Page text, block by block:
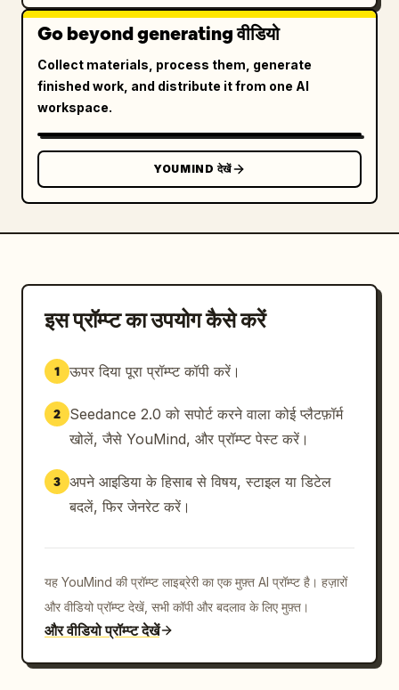
Go beyond generating वीडियो
Collect materials, process them, generate
finished work, and distribute it from one AI
workspace.
YOUMIND देखें
इस प्रॉम्प्ट का उपयोग कैसे करें
1 ऊपर दिया पूरा प्रॉम्प्ट कॉपी करें।
2
Seedance 2.0 को सपोर्ट करने वाला कोई प्लैटफ़ॉर्म
खोलें, जैसे YouMind, और प्रॉम्प्ट पेस्ट करें।
3 अपने आइडिया के हिसाब से विषय, स्टाइल या डिटेल
बदलें, फिर जेनरेट करें।
यह YouMind की प्रॉम्प्ट लाइब्रेरी का एक मुफ़्त AI प्रॉम्प्ट है। हज़ारों
और वीडियो प्रॉम्प्ट देखें, सभी कॉपी और बदलाव के लिए मुफ़्त।
और वीडियो प्रॉम्प्ट देखें